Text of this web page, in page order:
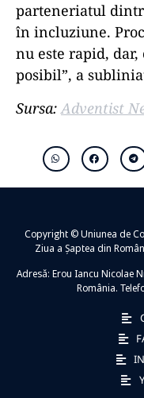
parteneriatul
în incluziune.
nu este rapid, dar,
posibil”, a
Sursa: Adventist
Copyright © Uniunea de
Ziua a Șaptea din
Adresă: Erou Iancu Nicolae
România.